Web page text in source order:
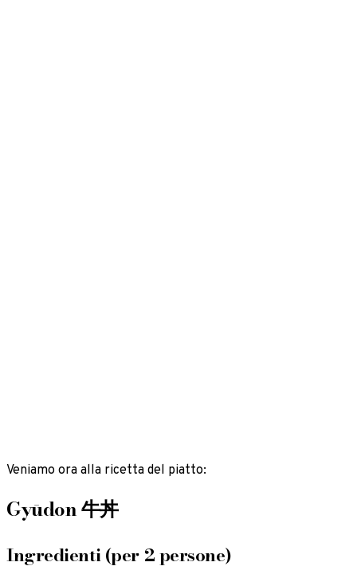
Veniamo ora alla ricetta del piatto:
Gyūdon 牛丼
Ingredienti (per 2 persone)